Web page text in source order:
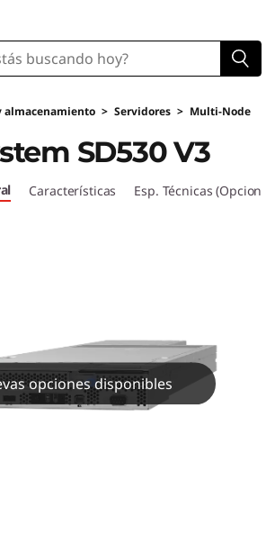
almacenamiento > Servidores > Multi-Node
SD530 V3
Características Esp. Técnicas
opciones disponibles